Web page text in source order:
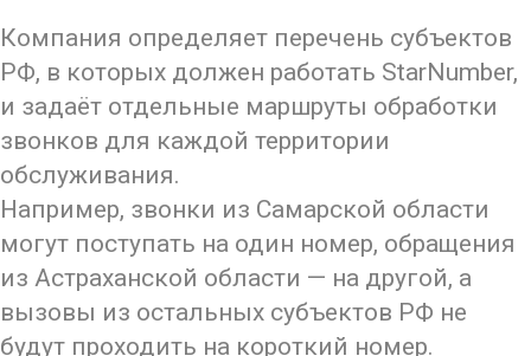
Компания определяет перечень субъектов
РФ, в которых должен работать StarNumber,
и задаёт отдельные маршруты обработки
звонков для каждой территории
обслуживания.
Например, звонки из Самарской области
могут поступать на один номер, обращения
из Астраханской области — на другой, а
вызовы из остальных субъектов РФ не
будут проходить на короткий номер.